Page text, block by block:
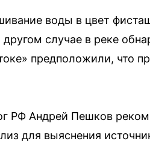
воды в цвет
случае в реке
предположили, что
РФ Андрей Пешков
для выяснения